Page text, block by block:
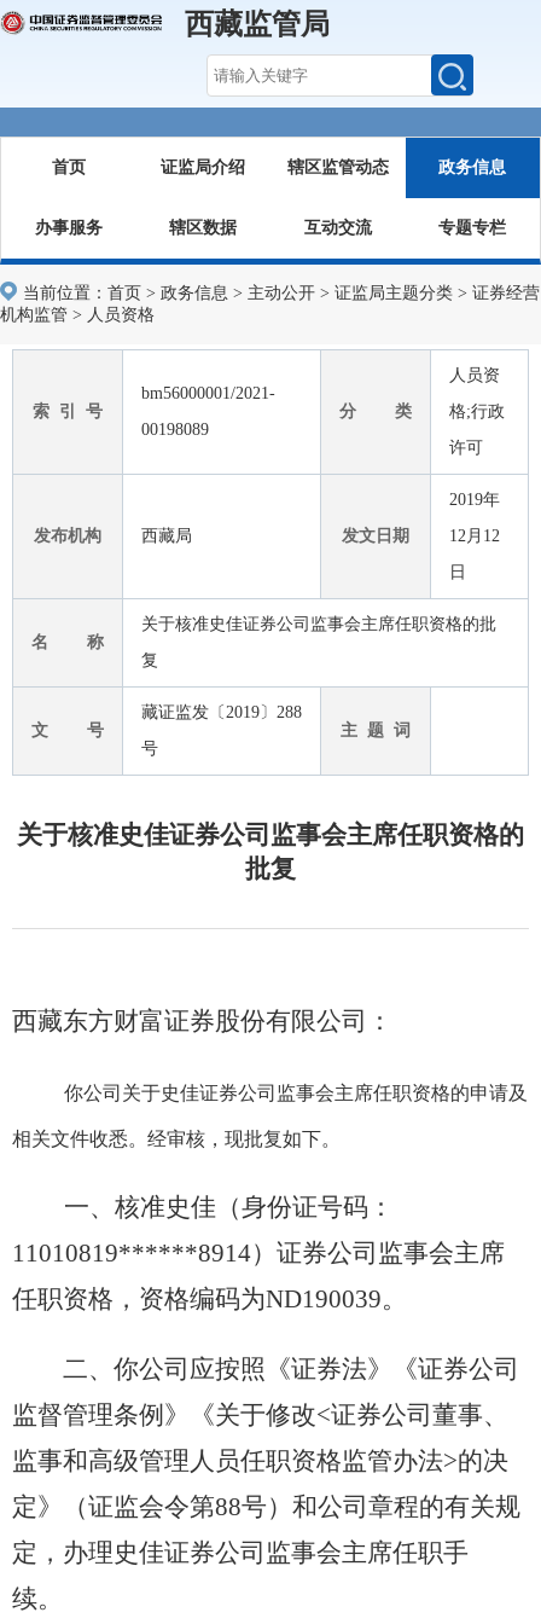
西藏监管局
首页 证监局介绍 辖区监管动态 政务信息
办事服务 辖区数据 互动交流 专题专栏
当前位置： 首页 > 政务信息 > 主动公开 > 证监局主题分类 > 证券经营
机构监管 > 人员资格
索 引 号
bm56000001/2021-
00198089
分 类
人员资
格;行政
许可
发布机构 西藏局 发文日期
2019年
12月12
日
名 称
关于核准史佳证券公司监事会主席任职资格的批
复
文 号
藏证监发〔2019〕288
号
主 题 词
关于核准史佳证券公司监事会主席任职资格的
批复
西藏东方财富证券股份有限公司：
你公司关于史佳证券公司监事会主席任职资格的申请及
相关文件收悉。经审核，现批复如下。
一、核准史佳（身份证号码：
11010819******8914）证券公司监事会主席
任职资格，资格编码为ND190039。
二、你公司应按照《证券法》《证券公司
监督管理条例》《关于修改<证券公司董事、
监事和高级管理人员任职资格监管办法>的决
定》（证监会令第88号）和公司章程的有关规
定，办理史佳证券公司监事会主席任职手
续。